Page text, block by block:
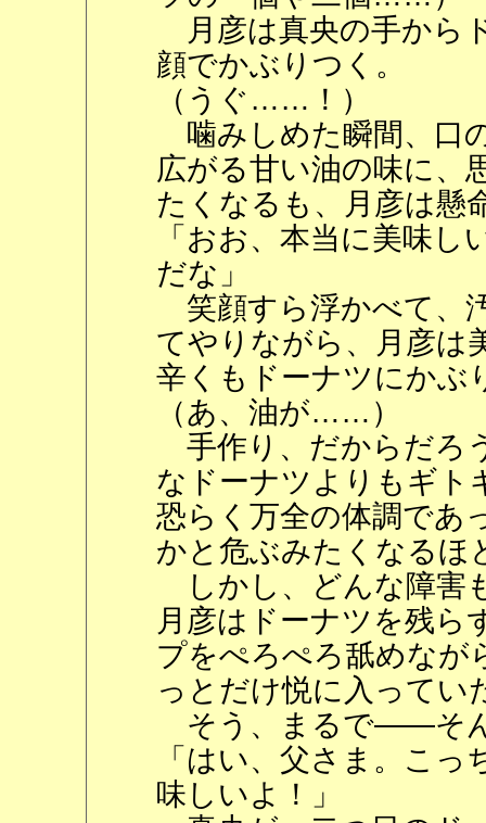
月彦は真央の手から
顔でかぶりつく。
（うぐ……！）
噛みしめた瞬間、口
広がる甘い油の味に、
たくなるも、月彦は懸
「おお、本当に美味
だな」
笑顔すら浮かべて、
てやりながら、月彦は
辛くもドーナツにかぶ
（あ、油が……）
手作り、だからだろ
なドーナツよりもギト
恐らく万全の体調であ
かと危ぶみたくなるほ
しかし、どんな障害
月彦はドーナツを残ら
プをぺろぺろ舐めなが
っとだけ悦に入ってい
そう、まるで――そ
「はい、父さま。こ
味しいよ！」